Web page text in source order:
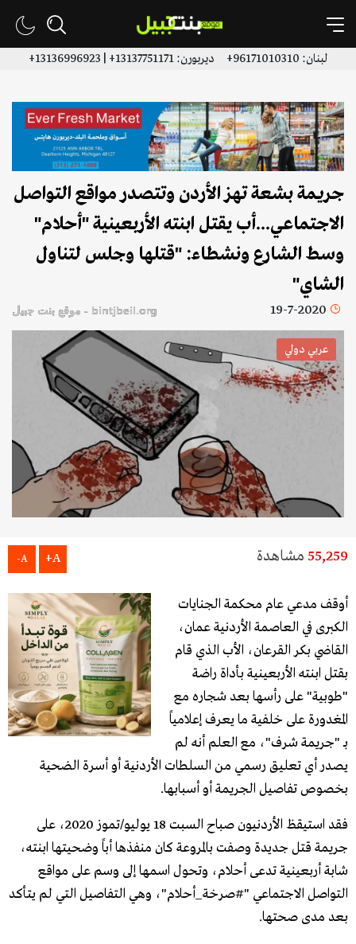
لبنان: 96171010310+ ديربورن: 13137751171+ | 13136996923+
جريمة بشعة تهز الأردن وتتصدر مواقع التواصل
الاجتماعي...أب يقتل ابنته الأربعينية "أحلام"
وسط الشارع ونشطاء: "قتلها وجلس لتناول
الشاي"
19-7-2020 bintjbeil.org - موقع بنت جبيل
عربي دولي
55,259 مشاهدة A+
A-
أوقف مدعي عام محكمة الجنايات
الكبرى في العاصمة الأردنية عمان،
القاضي بكر القرعان، الأب الذي قام
بقتل ابنته الأربعينية بأداة راضة
"طوبية" على رأسها بعد شجاره مع
المغدورة على خلفية ما يعرف إعلامياً
بـ "جريمة شرف"، مع العلم أنه لم
يصدر أي تعليق رسمي من السلطات الأردنية أو أسرة الضحية
بخصوص تفاصيل الجريمة أو أسبابها.
فقد استيقظ الأردنيون صباح السبت 18 يوليو/تموز 2020، على
جريمة قتل جديدة وصفت بالمروعة كان منفذها أباً وضحيتها ابنته،
شابة أربعينية تدعى أحلام، وتحول اسمها إلى وسم على مواقع
التواصل الاجتماعي "#صرخة_أحلام"، وهي التفاصيل التي لم يتأكد
بعد مدى صحتها.